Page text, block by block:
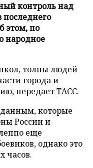
контроль над
последнего
этом, по
народное
толпы людей
города и
передаетТАСС.
которые
России и
еще
однако это
часов.